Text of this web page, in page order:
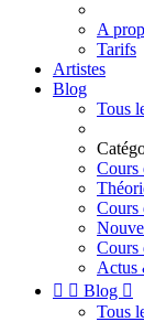
A
Tarifs
Artistes
Blog
Tous
Cours
Cours
Cours
Actus
  Blog 
Tous